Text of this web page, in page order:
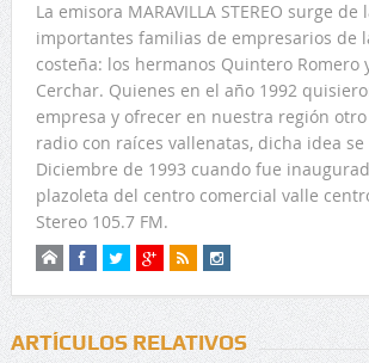
La emisora MARAVILLA STEREO surge
importantes familias de empresarios de
costeña: los hermanos Quintero Romero
Cerchar. Quienes en el año 1992
empresa y ofrecer en nuestra región
radio con raíces vallenatas, dicha idea
Diciembre de 1993 cuando fue
plazoleta del centro comercial valle
Stereo 105.7 FM.
ARTÍCULOS RELATIVOS